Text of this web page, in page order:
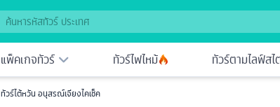
แพ็คเกจทัวร์ ทัวร์ไฟไหม้ ทัวร์ตามไลฟ์สไ
ทัวร์ไต้หวัน อนุสรณ์เจียงไคเช็ค